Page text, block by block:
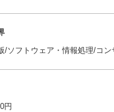
/ソフトウェア・情報処理/コ
円